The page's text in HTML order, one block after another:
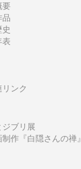
要
品
表
ンク
ブリ展
作『白隠さんの禅』